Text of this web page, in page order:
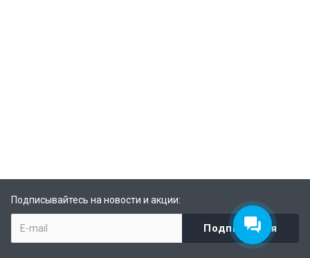
Подписывайтесь на новости и акции: